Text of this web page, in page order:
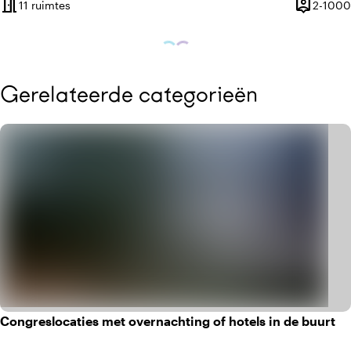
meeting_room11 ruimtes person_pin2-1000
Gerelateerde categorieën
Congreslocaties met overnachting of hotels in de buurt